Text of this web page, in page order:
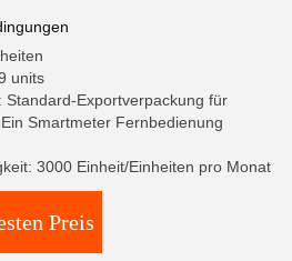
units
Exportverpackung für
Smartmeter Fernbedienung
3000 Einheit/Einheiten pro Monat
Preis